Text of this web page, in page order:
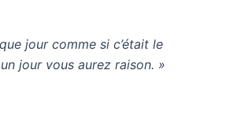
jour comme si c’était le
jour vous aurez raison. »